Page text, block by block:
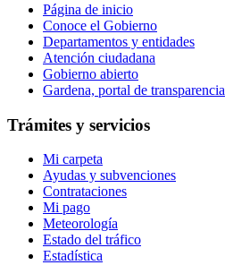
Página de inicio
Conoce el Gobierno
Departamentos y entidades
Atención ciudadana
Gobierno abierto
Gardena, portal de transparencia
Trámites y servicios
Mi carpeta
Ayudas y subvenciones
Contrataciones
Mi pago
Meteorología
Estado del tráfico
Estadística